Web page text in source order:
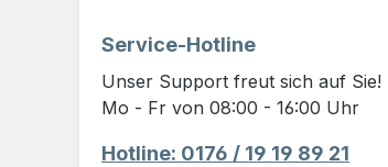
Service-Hotline
Unser Support freut sich auf Sie!
Mo - Fr von 08:00 - 16:00 Uhr
Hotline: 0176 / 19 19 89 21